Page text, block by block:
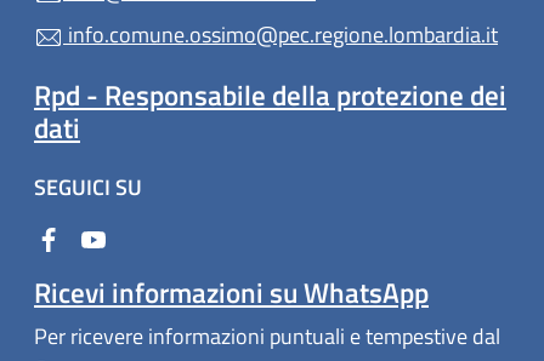
info.comune.ossimo@pec.regione.lombardia.it
Rpd - Responsabile della protezione dei
dati
SEGUICI SU
Ricevi informazioni su WhatsApp
Per ricevere informazioni puntuali e tempestive dal